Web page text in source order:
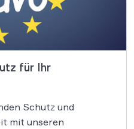
für Ihr
Schutz und
mit unseren